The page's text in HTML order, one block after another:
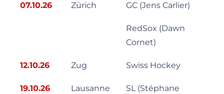
07.10.26 Zürich GC (Jens Carlier)
RedSox (Dawn
Cornet)
12.10.26 Zug Swiss Hockey
19.10.26 Lausanne
SL (Stéphane